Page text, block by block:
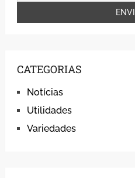
CATEGORIAS
Notícias
Utilidades
Variedades